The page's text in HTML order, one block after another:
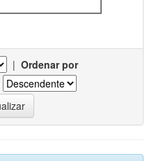
| Ordenar por